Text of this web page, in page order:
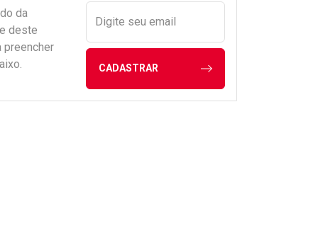
da
deste
preencher
Digite seu email
CADASTRAR